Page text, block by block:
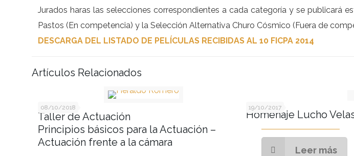
Jurados haras las selecciones correspondientes a cada categoría y se publicará
Pastos (En competencia) y la Selección Alternativa Churo Cósmico (Fuera de
DESCARGA DEL LISTADO DE PELÍCULAS RECIBIDAS AL 10 FICPA 2014
Artículos Relacionados
08/10/2018
Taller de Actuación
Principios básicos para la Actuación –
Actuación frente a la cámara
19/10/2017
Homenaje Lucho
Leer más